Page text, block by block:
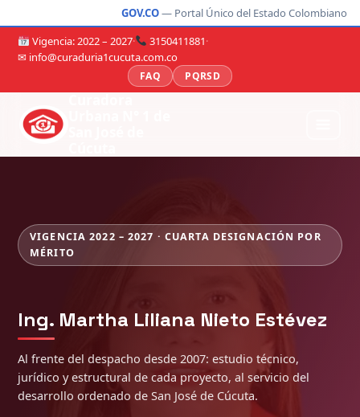
GOV.CO— Portal Único del Estado Colombiano
Vigencia: 2022 – 2027· 3150411881·
✉ info@curaduria1cucuta.com.co
FAQ PQRSD
VIGENCIA 2022 – 2027 · CUARTA DESIGNACIÓN POR
MÉRITO
Ing. Martha Liliana Nieto Estévez
Al frente del despacho desde 2007: estudio técnico,
jurídico y estructural de cada proyecto, al servicio del
desarrollo ordenado de San José de Cúcuta.